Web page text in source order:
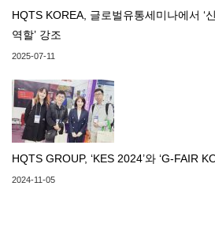
HQTS KOREA, 글로벌유통세미나에서 ‘
역할’ 강조
2025-07-11
HQTS GROUP, ‘KES 2024’와 ‘G-FAIR
2024-11-05